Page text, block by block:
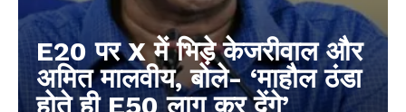
E20 पर X में भिड़े केजरीवाल और
अमित मालवीय, बोले- ‘माहौल ठंडा
होते ही E50 लागू कर देंगे’